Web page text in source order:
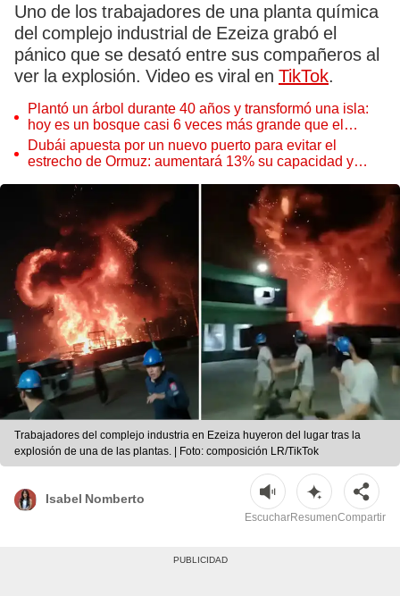
Uno de los trabajadores de una planta química
del complejo industrial de Ezeiza grabó el
pánico que se desató entre sus compañeros al
ver la explosión. Video es viral en TikTok.
Plantó un árbol durante 40 años y transformó una isla:
hoy es un bosque casi 6 veces más grande que el
Parque de las Leyendas
Dubái apuesta por un nuevo puerto para evitar el
estrecho de Ormuz: aumentará 13% su capacidad y
Trabajadores del complejo industria en Ezeiza huyeron del lugar tras la
explosión de una de las plantas. | Foto: composición LR/TikTok
Isabel Nomberto
EscucharResumenCompartir